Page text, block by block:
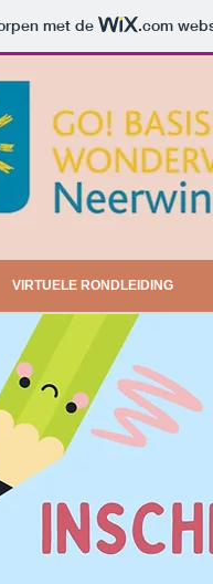
met de .com
VIRTUELE RONDLEIDING